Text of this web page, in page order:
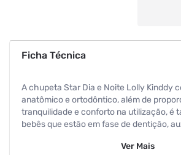
Ficha Técnica
A chupeta Star Dia e Noite Lolly Kinddy
anatômico e ortodôntico, além de
tranquilidade e conforto na utilização, é
bebês que estão em fase de dentição,
músculos da boca e do palato e no
Ver Mais